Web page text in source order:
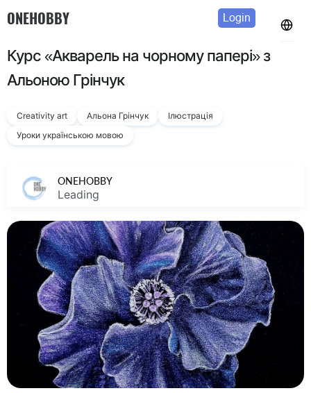
ONEHOBBY Login
Курс «Акварель на чорному папері» з
Альоною Грінчук
Creativity art Альона Грінчук
Ілюстрація
Уроки українською мовою
ONEHOBBY
Leading